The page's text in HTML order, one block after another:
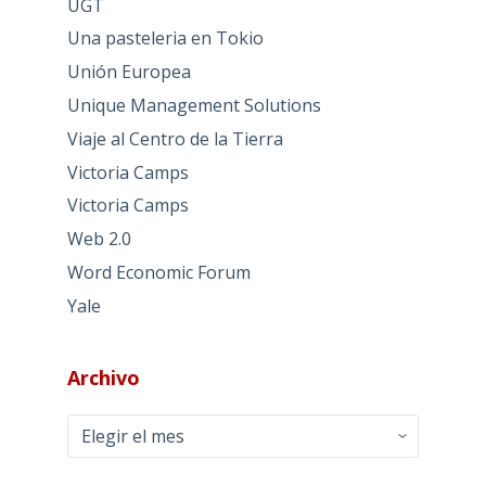
UGT
Una pasteleria en Tokio
Unión Europea
Unique Management Solutions
Viaje al Centro de la Tierra
Victoria Camps
Victoria Camps
Web 2.0
Word Economic Forum
Yale
Archivo
Archivo